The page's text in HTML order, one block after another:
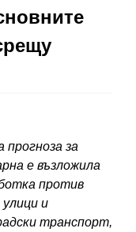
за
е възложила
против
и
транспорт,